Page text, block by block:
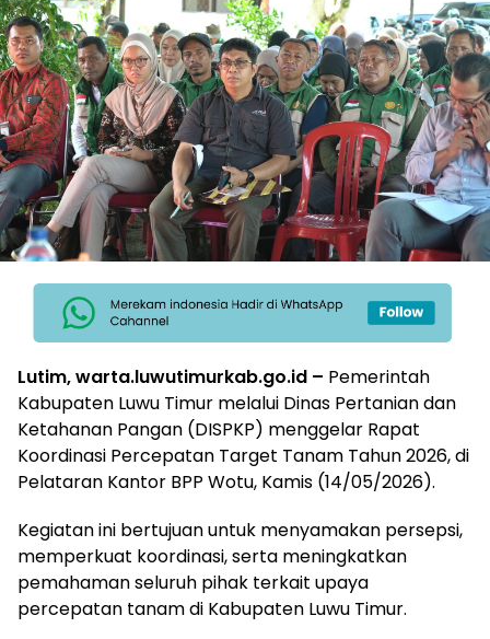
Lutim, warta.luwutimurkab.go.id – Pemerintah
Kabupaten Luwu Timur melalui Dinas Pertanian dan
Ketahanan Pangan (DISPKP) menggelar Rapat
Koordinasi Percepatan Target Tanam Tahun 2026, di
Pelataran Kantor BPP Wotu, Kamis (14/05/2026).
Kegiatan ini bertujuan untuk menyamakan persepsi,
memperkuat koordinasi, serta meningkatkan
pemahaman seluruh pihak terkait upaya
percepatan tanam di Kabupaten Luwu Timur.